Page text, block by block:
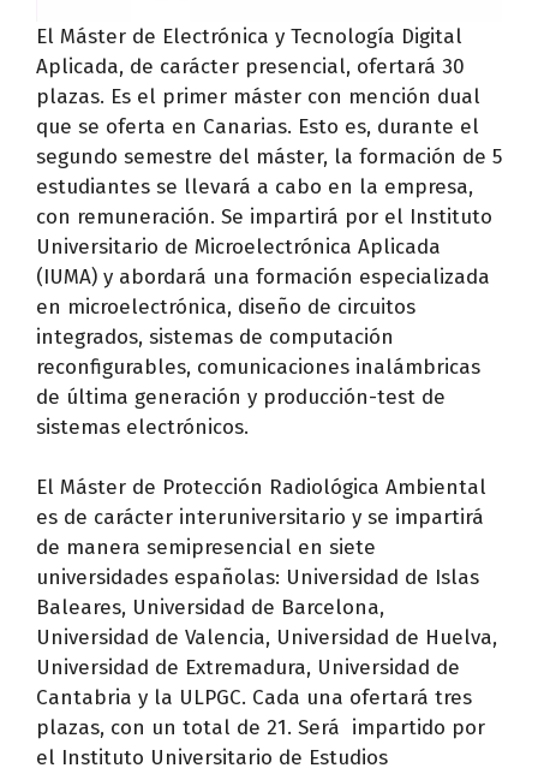
El Máster de Electrónica y Tecnología Digital
Aplicada, de carácter presencial, ofertará 30
plazas. Es el primer máster con mención dual
que se oferta en Canarias. Esto es, durante el
segundo semestre del máster, la formación de 5
estudiantes se llevará a cabo en la empresa,
con remuneración. Se impartirá por el Instituto
Universitario de Microelectrónica Aplicada
(IUMA) y abordará una formación especializada
en microelectrónica, diseño de circuitos
integrados, sistemas de computación
reconfigurables, comunicaciones inalámbricas
de última generación y producción-test de
sistemas electrónicos.
El Máster de Protección Radiológica Ambiental
es de carácter interuniversitario y se impartirá
de manera semipresencial en siete
universidades españolas: Universidad de Islas
Baleares, Universidad de Barcelona,
Universidad de Valencia, Universidad de Huelva,
Universidad de Extremadura, Universidad de
Cantabria y la ULPGC. Cada una ofertará tres
plazas, con un total de 21. Será impartido por
el Instituto Universitario de Estudios